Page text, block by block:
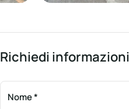
Richiedi informazioni
Nome*